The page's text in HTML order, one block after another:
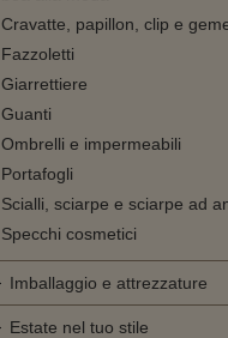
Cravatte, papillon, clip e
Fazzoletti
Giarrettiere
Guanti
Ombrelli e impermeabili
Portafogli
Scialli, sciarpe e sciarpe ad
Specchi cosmetici
Imballaggio e attrezzature
Estate nel tuo stile